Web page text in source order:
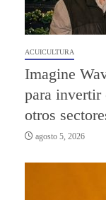
ACUICULTURA
Imagine
para invertir
otros
agosto 5, 2026